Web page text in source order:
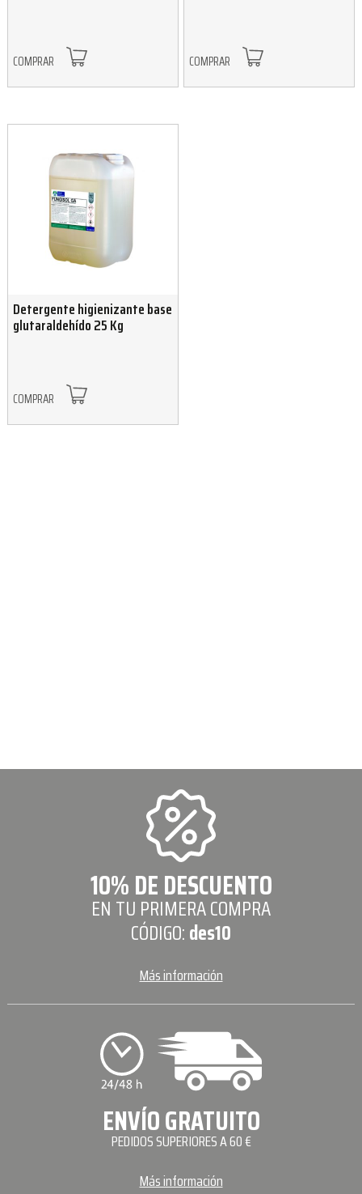
COMPRAR COMPRAR
Detergente higienizante base
glutaraldehído 25 Kg
COMPRAR
10% DE DESCUENTO
EN TU PRIMERA COMPRA
CÓDIGO:des10
Más información
ENVÍO GRATUITO
PEDIDOS SUPERIORES A 60 €
Más información